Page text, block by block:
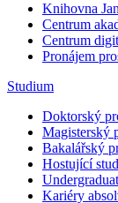
Knihovna
Centrum
Centrum
Pronájem
Studium
Doktorský
Magisterský
Bakalářský
Hostující
Kariéry